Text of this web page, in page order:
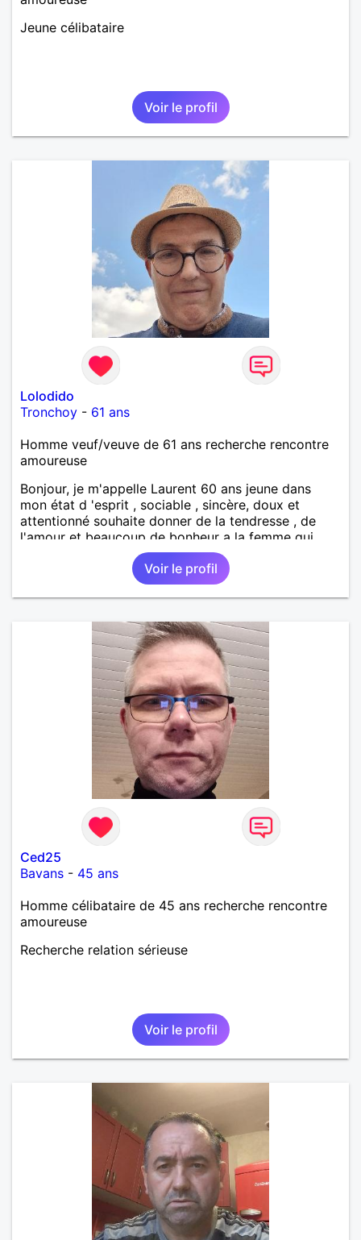
Jeune célibataire
Voir le profil
Lolodido
Tronchoy - 61 ans
Homme veuf/veuve de 61 ans recherche rencontre
amoureuse
Bonjour, je m'appelle Laurent 60 ans jeune dans
mon état d 'esprit , sociable , sincère, doux et
attentionné souhaite donner de la tendresse , de
l'amour et beaucoup de bonheur a la femme qui
souhaitera partager ma vie . Bientôt en retraite a la
fin de l 'année et libre de toute contrainte. Digne de
confiance à la femme qui voudras m 'en accorder
en toute sincérité. Pour le reste venez me découvrir
Voir le profil
Ced25
Bavans - 45 ans
Homme célibataire de 45 ans recherche rencontre
amoureuse
Recherche relation sérieuse
Voir le profil